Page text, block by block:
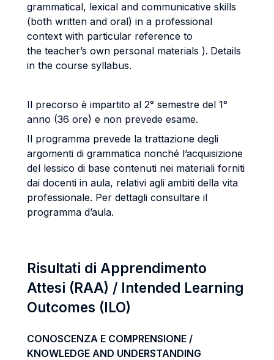
grammatical, lexical and communicative skills
(both written and oral) in a professional
context with particular reference to
the teacher’s own personal materials ). Details
in the course syllabus.
Il precorso è impartito al 2° semestre del 1°
anno (36 ore) e non prevede esame.
Il programma prevede la trattazione degli
argomenti di grammatica nonché l’acquisizione
del lessico di base contenuti nei materiali forniti
dai docenti in aula, relativi agli ambiti della vita
professionale. Per dettagli consultare il
programma d’aula.
Risultati di Apprendimento
Attesi (RAA) / Intended Learning
Outcomes (ILO)
CONOSCENZA E COMPRENSIONE /
KNOWLEDGE AND UNDERSTANDING